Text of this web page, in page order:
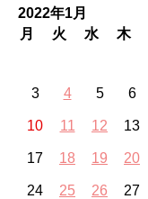
2022年1月
月
火 水 木
3 4 5 6
10 11 12 13
17 18 19 20
24 25 26 27